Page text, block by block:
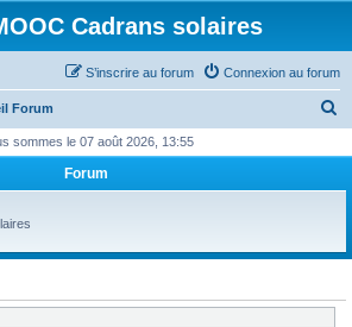
Cadrans solaires
Connexion au forum
S’inscrire au forum
Forum
h
r
sommes le 07 août 2026, 13:55
Forum